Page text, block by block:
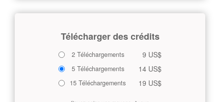
Télécharger des crédits
2 Téléchargements 9 US$
5 Téléchargements 14 US$
15 Téléchargements 19 US$